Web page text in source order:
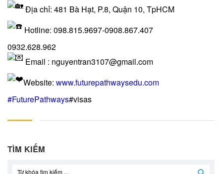
Địa chỉ: 481 Bà Hạt, P.8, Quận 10, TpHCM
Hotline: 098.815.9697-0908.867.407
0932.628.962
Email : nguyentran3107@gmail.com
Website: www.futurepathwaysedu.com
#FuturePathways#visas
TÌM KIẾM